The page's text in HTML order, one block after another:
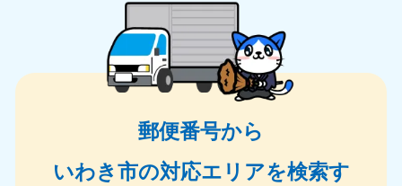
郵便番号から
いわき市の対応エリアを検索す